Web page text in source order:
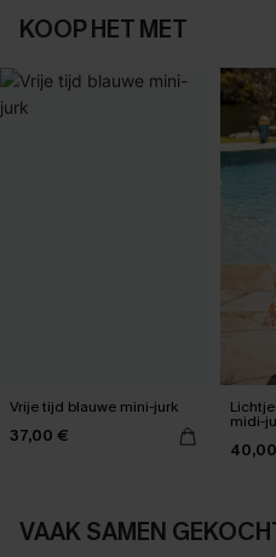
KOOP HET MET
Vrije tijd blauwe mini-jurk
37,00 €
midi-
VAAK SAMEN